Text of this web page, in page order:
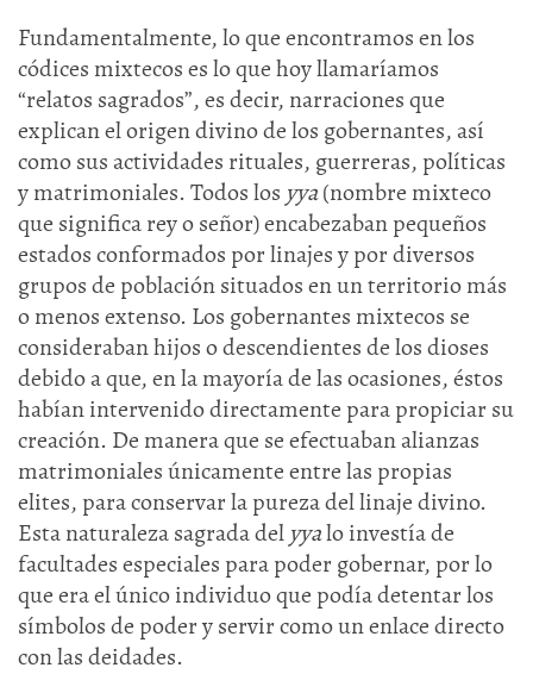
Fundamentalmente, lo que encontramos en los
códices mixtecos es lo que hoy llamaríamos
“relatos sagrados”, es decir, narraciones que
explican el origen divino de los gobernantes, así
como sus actividades rituales, guerreras, políticas
y matrimoniales. Todos los yya(nombre mixteco
que significa rey o señor) encabezaban pequeños
estados conformados por linajes y por diversos
grupos de población situados en un territorio más
o menos extenso. Los gobernantes mixtecos se
consideraban hijos o descendientes de los dioses
debido a que, en la mayoría de las ocasiones, éstos
habían intervenido directamente para propiciar su
creación. De manera que se efectuaban alianzas
matrimoniales únicamente entre las propias
elites, para conservar la pureza del linaje divino.
Esta naturaleza sagrada del yyalo investía de
facultades especiales para poder gobernar, por lo
que era el único individuo que podía detentar los
símbolos de poder y servir como un enlace directo
con las deidades.